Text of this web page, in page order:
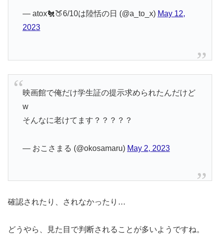
— atox🐔🍑6/10は陸恬の日 (@a_to_x) May 12,
2023
映画館で俺だけ学生証の提示求められたんだけど
w
そんなに老けてます？？？？？
— おこさまる (@okosamaru) May 2, 2023
確認されたり、されなかったり…
どうやら、見た目で判断されることが多いようですね。